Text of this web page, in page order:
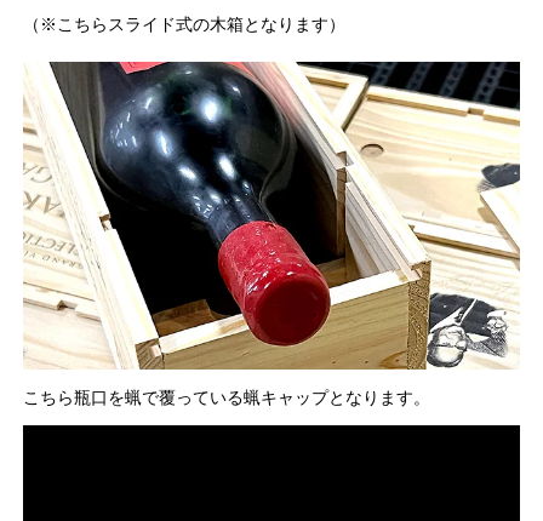
（※こちらスライド式の木箱となります）
こちら瓶口を蝋で覆っている蝋キャップとなります。